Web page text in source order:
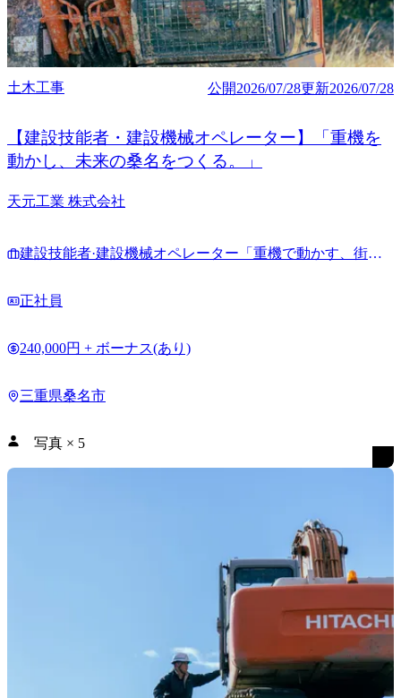
土木工事 公開2026/07/28更新2026/07/28
【建設技能者・建設機械オペレーター】「重機を
動かし、未来の桑名をつくる。」
天元工業 株式会社
建設技能者·建設機械オペレーター「重機で動かす、街づ
正社員
240,000円 + ボーナス(あり)
三重県桑名市
写真 × 5